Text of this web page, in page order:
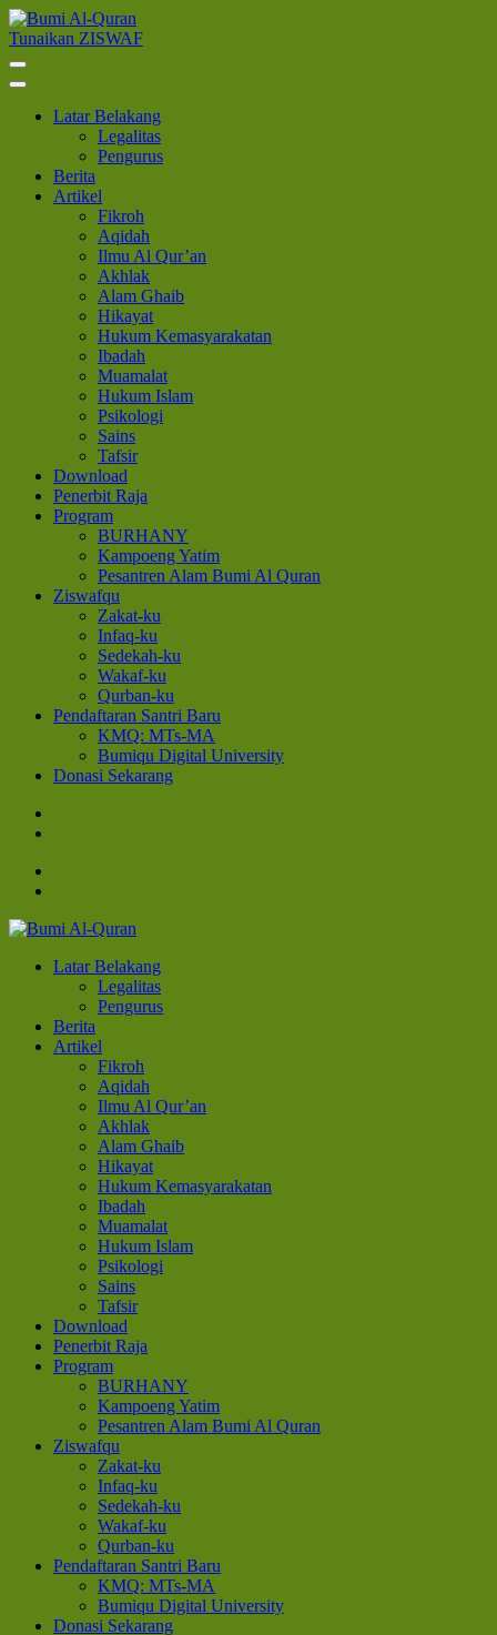
Lompat
ke
konten
(Tekan
Tunaikan ZISWAF
Latar Belakang
Legalitas
Pengurus
Berita
Artikel
Fikroh
Aqidah
Ilmu Al Qur’an
Akhlak
Alam Ghaib
Hikayat
Hukum Kemasyarakatan
Ibadah
Muamalat
Hukum Islam
Psikologi
Sains
Tafsir
Download
Penerbit Raja
Program
BURHANY
Kampoeng Yatim
Pesantren Alam Bumi Al Quran
Ziswafqu
Zakat-ku
Infaq-ku
Sedekah-ku
Wakaf-ku
Qurban-ku
Pendaftaran Santri Baru
KMQ: MTs-MA
Bumiqu Digital University
Donasi Sekarang
Bumi Al-Quran
Sinergi Untuk Kebahagiaan Dunia-Akhirat
Latar Belakang
Legalitas
Pengurus
Berita
Artikel
Fikroh
Aqidah
Ilmu Al Qur’an
Akhlak
Alam Ghaib
Hikayat
Hukum Kemasyarakatan
Ibadah
Muamalat
Hukum Islam
Psikologi
Sains
Tafsir
Download
Penerbit Raja
Program
BURHANY
Kampoeng Yatim
Pesantren Alam Bumi Al Quran
Ziswafqu
Zakat-ku
Infaq-ku
Sedekah-ku
Wakaf-ku
Qurban-ku
Pendaftaran Santri Baru
KMQ: MTs-MA
Bumiqu Digital University
Donasi Sekarang